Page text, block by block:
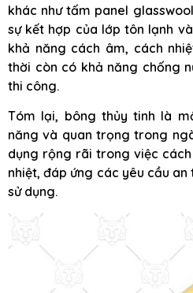
khác như tấm panel
sự kết hợp của lớp tôn lạnh
khả năng cách âm, cách
thời còn có khả năng chống
thi công.
Tóm lại, bông thủy tinh là
năng và quan trọng trong
dụng rộng rãi trong việc
nhiệt, đáp ứng các yêu cầu
sử dụng.